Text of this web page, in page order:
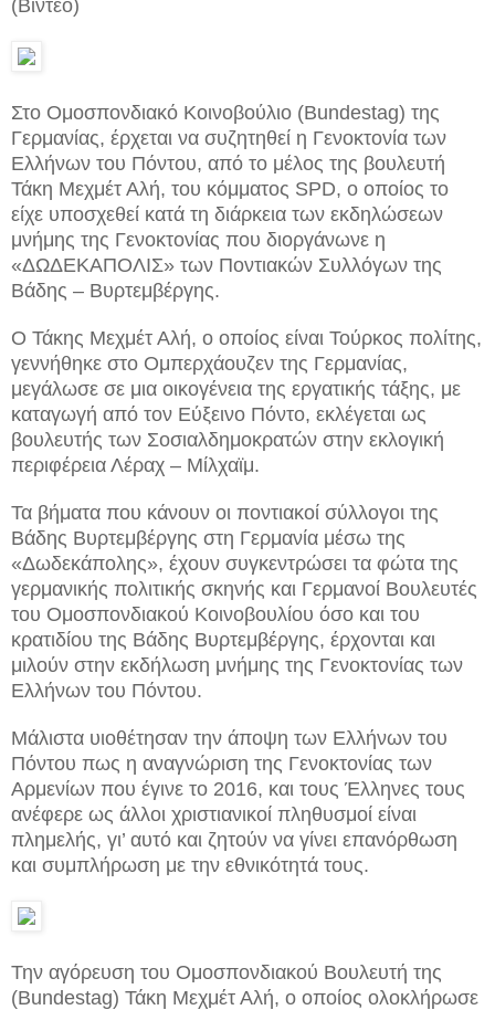
(Βίντεο)
Στο Ομοσπονδιακό Κοινοβούλιο (Bundestag) της
Γερμανίας, έρχεται να συζητηθεί η Γενοκτονία των
Ελλήνων του Πόντου, από το μέλος της βουλευτή
Τάκη Μεχμέτ Αλή, του κόμματος SPD, ο οποίος το
είχε υποσχεθεί κατά τη διάρκεια των εκδηλώσεων
μνήμης της Γενοκτονίας που διοργάνωνε η
«ΔΩΔΕΚΑΠΟΛΙΣ» των Ποντιακών Συλλόγων της
Βάδης – Βυρτεμβέργης.
Ο Τάκης Μεχμέτ Αλή, ο οποίος είναι Τούρκος πολίτης,
γεννήθηκε στο Ομπερχάουζεν της Γερμανίας,
μεγάλωσε σε μια οικογένεια της εργατικής τάξης, με
καταγωγή από τον Εύξεινο Πόντο, εκλέγεται ως
βουλευτής των Σοσιαλδημοκρατών στην εκλογική
περιφέρεια Λέραχ – Μίλχαϊμ.
Τα βήματα που κάνουν οι ποντιακοί σύλλογοι της
Βάδης Βυρτεμβέργης στη Γερμανία μέσω της
«Δωδεκάπολης», έχουν συγκεντρώσει τα φώτα της
γερμανικής πολιτικής σκηνής και Γερμανοί Βουλευτές
του Ομοσπονδιακού Κοινοβουλίου όσο και του
κρατιδίου της Βάδης Βυρτεμβέργης, έρχονται και
μιλούν στην εκδήλωση μνήμης της Γενοκτονίας των
Ελλήνων του Πόντου.
Μάλιστα υιοθέτησαν την άποψη των Ελλήνων του
Πόντου πως η αναγνώριση της Γενοκτονίας των
Αρμενίων που έγινε το 2016, και τους Έλληνες τους
ανέφερε ως άλλοι χριστιανικοί πληθυσμοί είναι
πλημελής, γι’ αυτό και ζητούν να γίνει επανόρθωση
και συμπλήρωση με την εθνικότητά τους.
Την αγόρευση του Ομοσπονδιακού Βουλευτή της
(Bundestag) Τάκη Μεχμέτ Αλή, ο οποίος ολοκλήρωσε